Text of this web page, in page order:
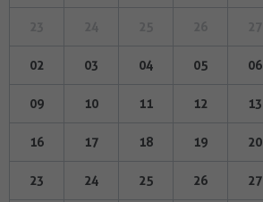
02 03 04 05 06
09 10 11 12 13
16 17 18 19 20
23 24 25 26 27